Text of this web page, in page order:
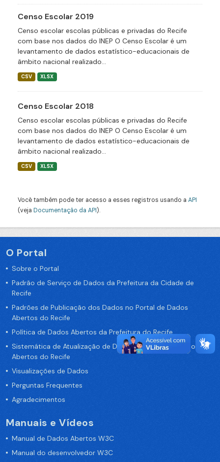
Censo Escolar 2019
Censo escolar escolas públicas e privadas do Recife
com base nos dados do INEP O Censo Escolar é um
levantamento de dados estatístico-educacionais de
âmbito nacional realizado...
CSV XLSX
Censo Escolar 2018
Censo escolar escolas públicas e privadas do Recife
com base nos dados do INEP O Censo Escolar é um
levantamento de dados estatístico-educacionais de
âmbito nacional realizado...
CSV XLSX
Você também pode ter acesso a esses registros usando a API
(veja Documentação da API).
O Portal
Sobre o Portal
Padrão de Serviço de Dados da Prefeitura da Cidade de
Recife
Padrões de Publicação dos Dados no Portal de Dados
Abertos do Recife
Política de Dados Abertos da Prefeitura do Recife
Sistemática de Atualização de Dados do Portal de Dados
Abertos do Recife
Visualizações de Dados
Perguntas Frequentes
Agradecimentos
Manuais e Vídeos
Manual de Dados Abertos W3C
Manual do desenvolvedor W3C